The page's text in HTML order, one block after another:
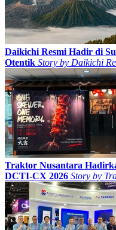
Daikichi Resmi Hadir di
Otentik Story by Daikichi
Traktor Nusantara
DCTI-CX 2026 Story by